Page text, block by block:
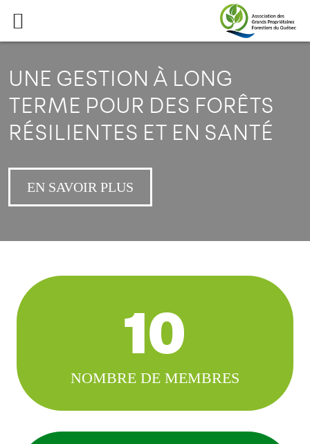
UNE GESTION À LONG
TERME POUR DES FORÊTS
RÉSILIENTES ET EN SANTÉ
EN SAVOIR PLUS
10
NOMBRE DE MEMBRES